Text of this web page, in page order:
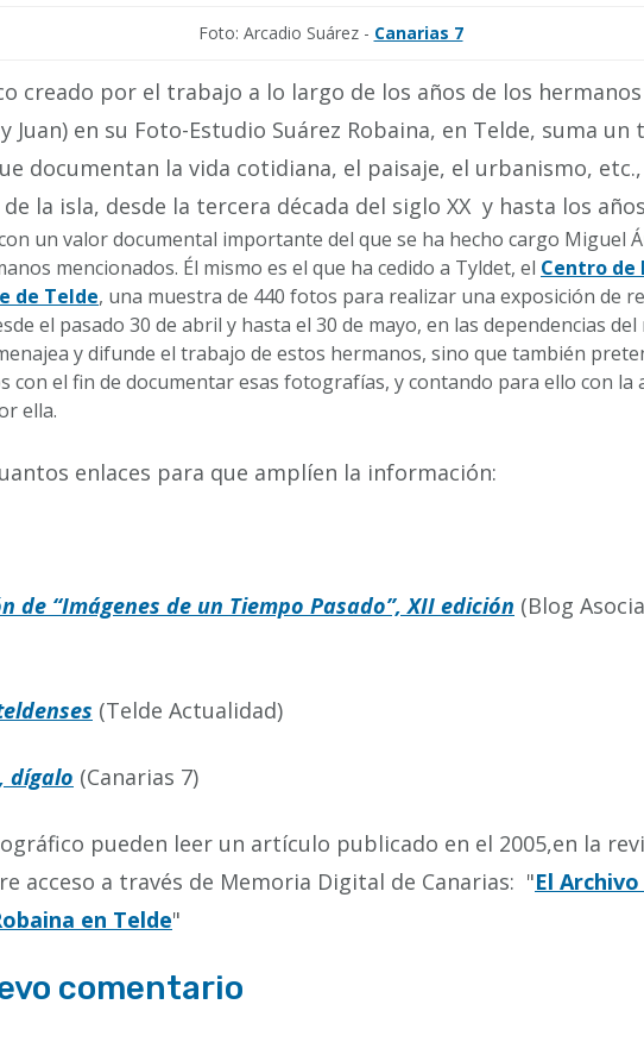
Foto: Arcadio Suárez - Canarias 7
creado por el trabajo a lo largo de los años de los
Juan) en su Foto-Estudio Suárez Robaina, en Telde, suma un
documentan la vida cotidiana, el paisaje, el urbanismo,
la isla, desde la tercera década del siglo XX y hasta los
un valor documental importante del que se ha hecho cargo Miguel
mencionados. Él mismo es el que ha cedido a Tyldet, el Centro de
de Telde, una muestra de 440 fotos para realizar una exposición de
el pasado 30 de abril y hasta el 30 de mayo, en las dependencias
y difunde el trabajo de estos hermanos, sino que también
con el fin de documentar esas fotografías, y contando para ello con la
ella.
enlaces para que amplíen la información:
de “Imágenes de un Tiempo Pasado”, XII edición (Blog
(Telde Actualidad)
dígalo (Canarias 7)
pueden leer un artículo publicado en el 2005,en la
acceso a través de Memoria Digital de Canarias: "El
en Telde"
comentario